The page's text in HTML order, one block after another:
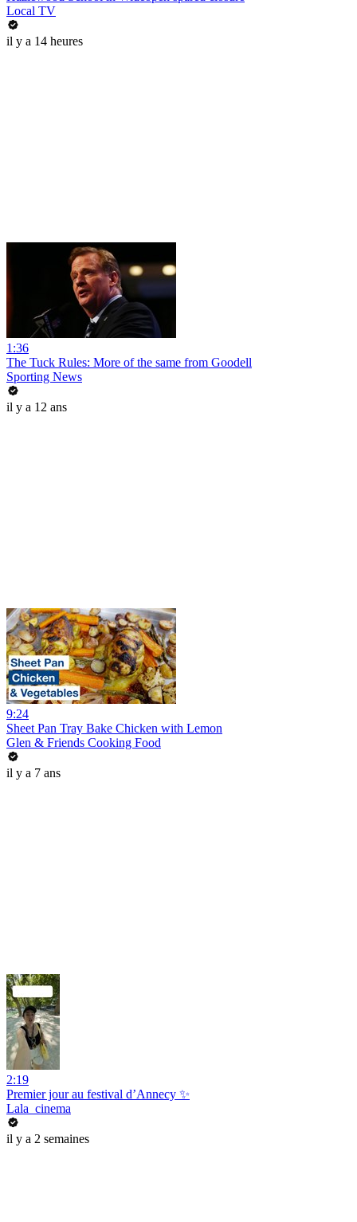
Local TV
il y a 14 heures
1:36
The Tuck Rules: More of the same from Goodell
Sporting News
il y a 12 ans
9:24
Sheet Pan Tray Bake Chicken with Lemon
Glen & Friends Cooking Food
il y a 7 ans
2:19
Premier jour au festival d’Annecy ✨
Lala_cinema
il y a 2 semaines